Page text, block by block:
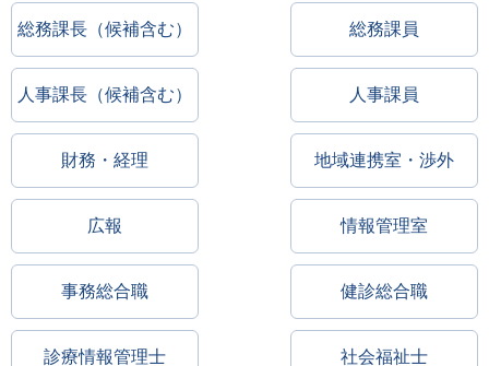
総務課長（候補含む） 総務課員
人事課長（候補含む） 人事課員
財務・経理 地域連携室・渉外
広報 情報管理室
事務総合職 健診総合職
診療情報管理士 社会福祉士